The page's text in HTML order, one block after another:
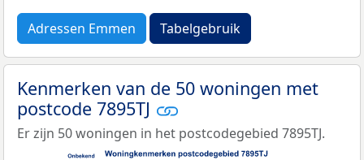
Adressen Emmen Tabelgebruik
Kenmerken van de 50 woningen met
postcode 7895TJ
Er zijn 50 woningen in het postcodegebied 7895TJ.